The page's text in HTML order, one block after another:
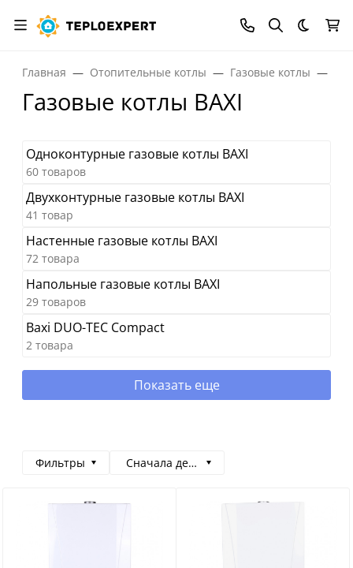
Темная
Главная Отопительные котлы Газовые котлы
Газовые котлы BAXI
Одноконтурные газовые котлы BAXI
60 товаров
Двухконтурные газовые котлы BAXI
41 товар
Настенные газовые котлы BAXI
72 товара
Напольные газовые котлы BAXI
29 товаров
Baxi DUO-TEC Compact
2 товара
Показать еще
Фильтры Сначала дешевые